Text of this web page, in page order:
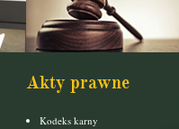
Akty prawne
Kodeks karny